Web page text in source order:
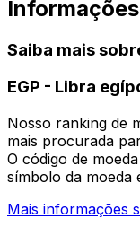
Saiba mais
EGP - Libra
Nosso ranking de
mais procurada
O código de
símbolo da moeda
Mais informações